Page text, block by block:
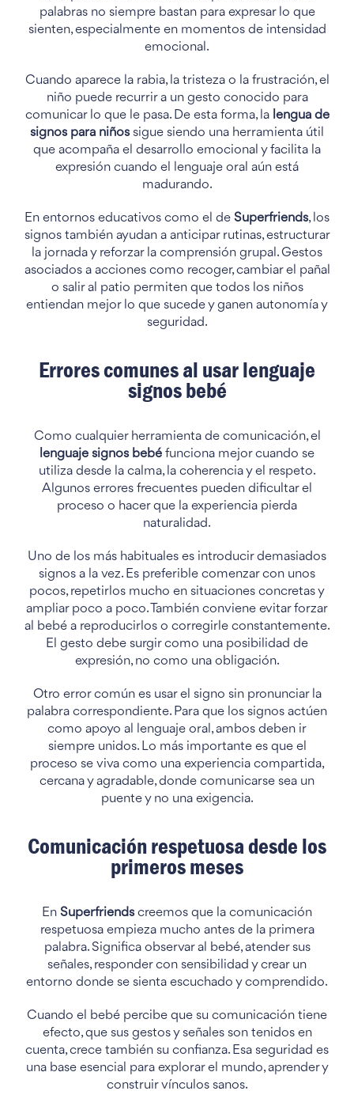
palabras no siempre bastan para expresar lo que
sienten, especialmente en momentos de intensidad
emocional.
Cuando aparece la rabia, la tristeza o la frustración, el
niño puede recurrir a un gesto conocido para
comunicar lo que le pasa. De esta forma, la lengua de
signos para niñossigue siendo una herramienta útil
que acompaña el desarrollo emocional y facilita la
expresión cuando el lenguaje oral aún está
madurando.
En entornos educativos como el de Superfriends, los
signos también ayudan a anticipar rutinas, estructurar
la jornada y reforzar la comprensión grupal. Gestos
asociados a acciones como recoger, cambiar el pañal
o salir al patio permiten que todos los niños
entiendan mejor lo que sucede y ganen autonomía y
seguridad.
Errores comunes al usar lenguaje
signos bebé
Como cualquier herramienta de comunicación, el
lenguaje signos bebé funciona mejor cuando se
utiliza desde la calma, la coherencia y el respeto.
Algunos errores frecuentes pueden dificultar el
proceso o hacer que la experiencia pierda
naturalidad.
Uno de los más habituales es introducir demasiados
signos a la vez. Es preferible comenzar con unos
pocos, repetirlos mucho en situaciones concretas y
ampliar poco a poco. También conviene evitar forzar
al bebé a reproducirlos o corregirle constantemente.
El gesto debe surgir como una posibilidad de
expresión, no como una obligación.
Otro error común es usar el signo sin pronunciar la
palabra correspondiente. Para que los signos actúen
como apoyo al lenguaje oral, ambos deben ir
siempre unidos. Lo más importante es que el
proceso se viva como una experiencia compartida,
cercana y agradable, donde comunicarse sea un
puente y no una exigencia.
Comunicación respetuosa desde los
primeros meses
En Superfriendscreemos que la comunicación
respetuosa empieza mucho antes de la primera
palabra. Significa observar al bebé, atender sus
señales, responder con sensibilidad y crear un
entorno donde se sienta escuchado y comprendido.
Cuando el bebé percibe que su comunicación tiene
efecto, que sus gestos y señales son tenidos en
cuenta, crece también su confianza. Esa seguridad es
una base esencial para explorar el mundo, aprender y
construir vínculos sanos.